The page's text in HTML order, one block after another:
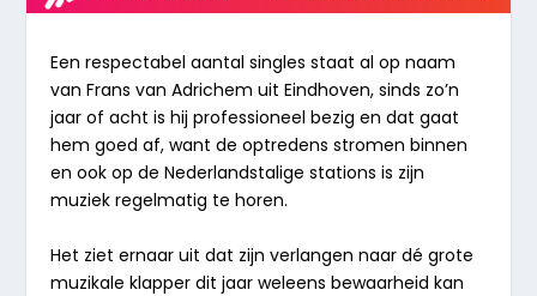
Een respectabel aantal singles staat al op naam
van Frans van Adrichem uit Eindhoven, sinds zo’n
jaar of acht is hij professioneel bezig en dat gaat
hem goed af, want de optredens stromen binnen
en ook op de Nederlandstalige stations is zijn
muziek regelmatig te horen.
Het ziet ernaar uit dat zijn verlangen naar dé grote
muzikale klapper dit jaar weleens bewaarheid kan